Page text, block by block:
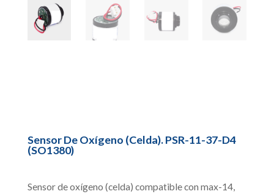
Sensor De Oxígeno (Celda). PSR-11-37-D4
(SO1380)
Sensor de oxígeno (celda) compatible con max-14,